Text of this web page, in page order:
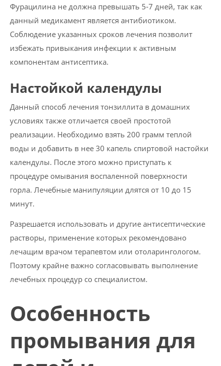
Фурацилина не должна превышать 5-7 дней, так как
данный медикамент является антибиотиком.
Соблюдение указанных сроков лечения позволит
избежать привыкания инфекции к активным
компонентам антисептика.
Настойкой календулы
Данный способ лечения тонзиллита в домашних
условиях также отличается своей простотой
реализации. Необходимо взять 200 грамм теплой
воды и добавить в нее 30 капель спиртовой настойки
календулы. После этого можно приступать к
процедуре омывания воспаленной поверхности
горла. Лечебные манипуляции длятся от 10 до 15
минут.
Разрешается использовать и другие антисептические
растворы, применение которых рекомендовано
лечащим врачом терапевтом или отоларингологом.
Поэтому крайне важно согласовывать выполнение
лечебных процедур со специалистом.
Особенность
промывания для